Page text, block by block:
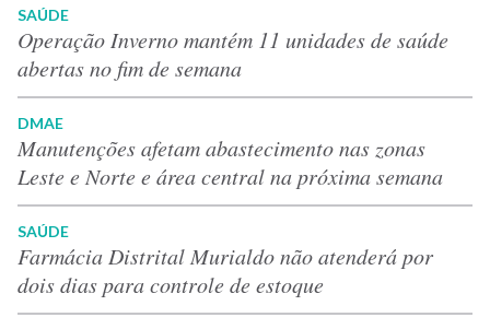
SAÚDE
Operação Inverno mantém 11 unidades de saúde
abertas no fim de semana
DMAE
Manutenções afetam abastecimento nas zonas
Leste e Norte e área central na próxima semana
SAÚDE
Farmácia Distrital Murialdo não atenderá por
dois dias para controle de estoque